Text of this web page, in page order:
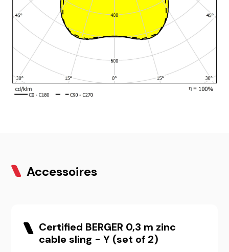
Accessoires
Certified BERGER 0,3 m zinc
cable sling - Y (set of 2)